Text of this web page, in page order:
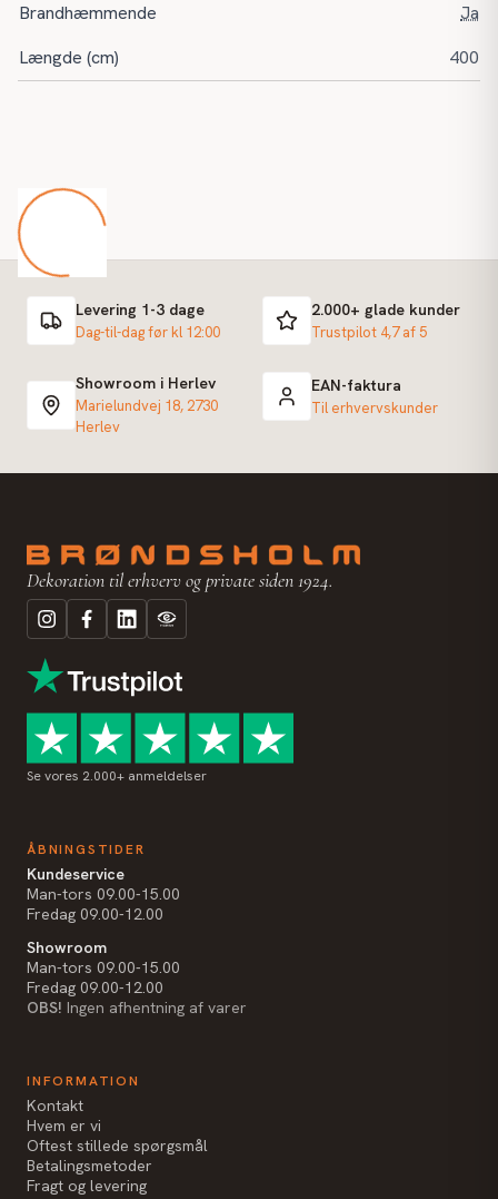
Brandhæmmende
Ja
Længde (cm)
400
Levering 1-3 dage
Dag-til-dag før kl 12:00
2.000+ glade kunder
Trustpilot 4,7 af 5
Showroom i Herlev
Marielundvej 18, 2730
Herlev
EAN-faktura
Til erhvervskunder
Dekoration til erhverv og private siden 1924.
Se vores 2.000+ anmeldelser
ÅBNINGSTIDER
Kundeservice
Man-tors 09.00-15.00
Fredag 09.00-12.00
Showroom
Man-tors 09.00-15.00
Fredag 09.00-12.00
OBS! Ingen afhentning af varer
INFORMATION
Kontakt
Hvem er vi
Oftest stillede spørgsmål
Betalingsmetoder
Fragt og levering